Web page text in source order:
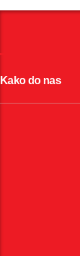
Kako do nas